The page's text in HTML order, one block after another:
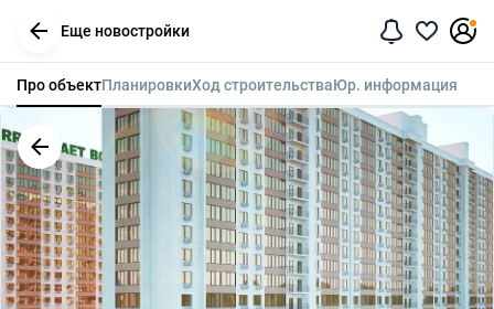
Еще новостройки
Про объектПланировкиХод строительстваЮр. информация